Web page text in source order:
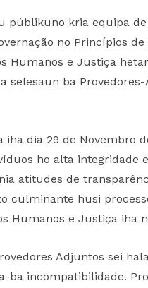
públikuno kria equipa
no Princípios
Humanos e Justiça
ba
dia 29 de Novembro
ho alta integridade
atitudes de
culminante husi
Humanos e Justiça iha
Adjuntos sei
ba incompatibilidade.